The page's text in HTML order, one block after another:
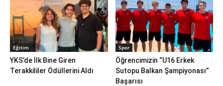
Eğitim
YKS’de İlk Bine Giren
Terakkililer Ödüllerini Aldı
Spor
Öğrencimizin “U16 Erkek
Sutopu Balkan Şampiyonası”
Başarısı